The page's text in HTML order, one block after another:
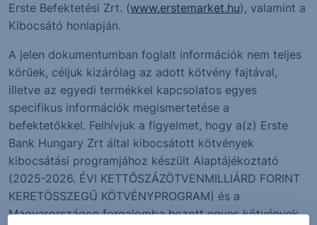
Erste Befektetési Zrt. (www.erstemarket.hu), valamint a
Kibocsátó honlapján.
A jelen dokumentumban foglalt információk nem teljes
körűek, céljuk kizárólag az adott kötvény fajtával,
illetve az egyedi termékkel kapcsolatos egyes
specifikus információk megismertetése a
befektetőkkel. Felhívjuk a figyelmet, hogy a(z) Erste
Bank Hungary Zrt által kibocsátott kötvények
kibocsátási programjához készült Alaptájékoztató
(2025-2026. ÉVI KETTŐSZÁZÖTVENMILLIÁRD FORINT
KERETÖSSZEGŰ KÖTVÉNYPROGRAM) és a
Magyarországon forgalomba hozott egyes kötvények